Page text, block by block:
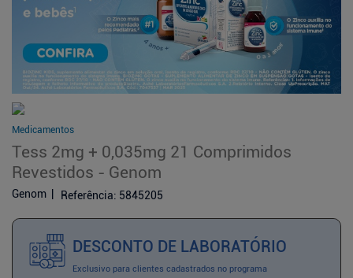
Medicamentos
Tess 2mg + 0,035mg 21 Comprimidos
Revestidos - Genom
Genom Referência: 5845205
DESCONTO DE LABORATÓRIO
Exclusivo para clientes cadastrados no programa
5º fralda geriatrica
10º shampoo